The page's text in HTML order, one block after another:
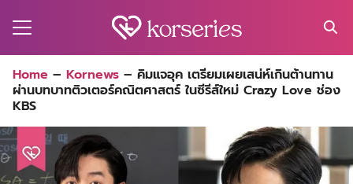
for:
Home – Kornews – คิมแจอุค เตรียมเผยเสน่ห์เกินต้านทาน
ผ่านบทบาทติวเตอร์คณิตศาสตร์ ในซีรีส์ใหม่ Crazy Love ช่อง
KBS